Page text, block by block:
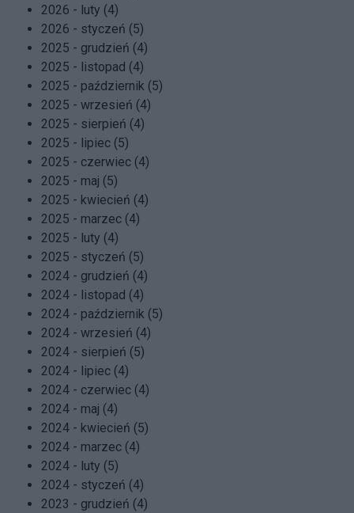
2026 - luty (4)
2026 - styczeń (5)
2025 - grudzień (4)
2025 - listopad (4)
2025 - październik (5)
2025 - wrzesień (4)
2025 - sierpień (4)
2025 - lipiec (5)
2025 - czerwiec (4)
2025 - maj (5)
2025 - kwiecień (4)
2025 - marzec (4)
2025 - luty (4)
2025 - styczeń (5)
2024 - grudzień (4)
2024 - listopad (4)
2024 - październik (5)
2024 - wrzesień (4)
2024 - sierpień (5)
2024 - lipiec (4)
2024 - czerwiec (4)
2024 - maj (4)
2024 - kwiecień (5)
2024 - marzec (4)
2024 - luty (5)
2024 - styczeń (4)
2023 - grudzień (4)